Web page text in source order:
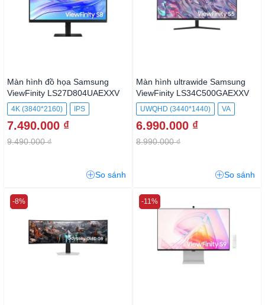
Màn hình đồ họa Samsung
ViewFinity LS27D804UAEXXV
4K (3840*2160) IPS
7.490.000 ₫
9.490.000 ₫
So sánh
Màn hình ultrawide Samsung
ViewFinity LS34C500GAEXXV
UWQHD (3440*1440) VA
6.990.000 ₫
8.990.000 ₫
So sánh
-8% -11%